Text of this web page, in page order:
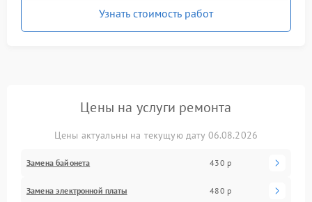
Узнать стоимость работ
Цены на услуги ремонта
Цены актуальны на текущую дату 06.08.2026
Замена байонета 430 р
Замена электронной платы 480 р